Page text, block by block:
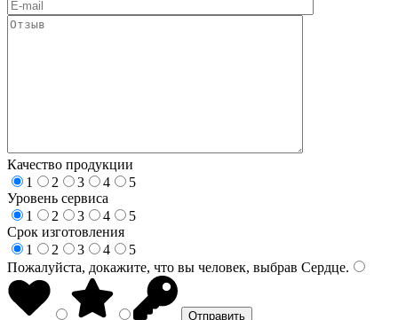
Качество продукции
1
2 3 4
5
Уровень сервиса
1
2 3 4
5
Срок изготовления
1
2 3 4
5
Пожалуйста, докажите, что вы человек, выбрав Сердце.